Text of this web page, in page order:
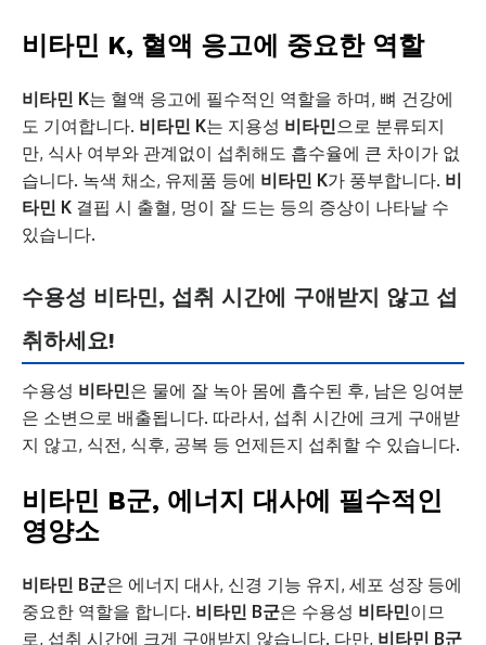
비타민 K, 혈액 응고에 중요한 역할
비타민 K는 혈액 응고에 필수적인 역할을 하며, 뼈 건강에
도 기여합니다. 비타민 K는 지용성 비타민으로 분류되지
만, 식사 여부와 관계없이 섭취해도 흡수율에 큰 차이가 없
습니다. 녹색 채소, 유제품 등에 비타민 K가 풍부합니다. 비
타민 K 결핍 시 출혈, 멍이 잘 드는 등의 증상이 나타날 수
있습니다.
수용성 비타민, 섭취 시간에 구애받지 않고 섭
취하세요!
수용성 비타민은 물에 잘 녹아 몸에 흡수된 후, 남은 잉여분
은 소변으로 배출됩니다. 따라서, 섭취 시간에 크게 구애받
지 않고, 식전, 식후, 공복 등 언제든지 섭취할 수 있습니다.
비타민 B군, 에너지 대사에 필수적인
영양소
비타민 B군은 에너지 대사, 신경 기능 유지, 세포 성장 등에
중요한 역할을 합니다. 비타민 B군은 수용성 비타민이므
로, 섭취 시간에 크게 구애받지 않습니다. 다만, 비타민 B군